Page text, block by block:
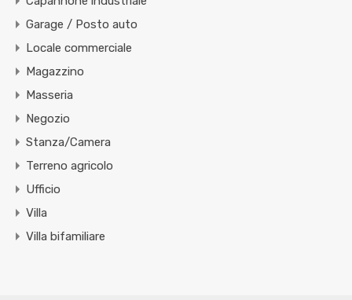
Garage / Posto auto
Locale commerciale
Magazzino
Masseria
Negozio
Stanza/Camera
Terreno agricolo
Ufficio
Villa
Villa bifamiliare